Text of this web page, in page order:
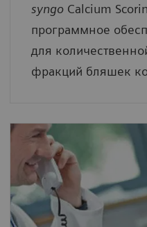
syngo Calcium
программное
для
фракций бляшек